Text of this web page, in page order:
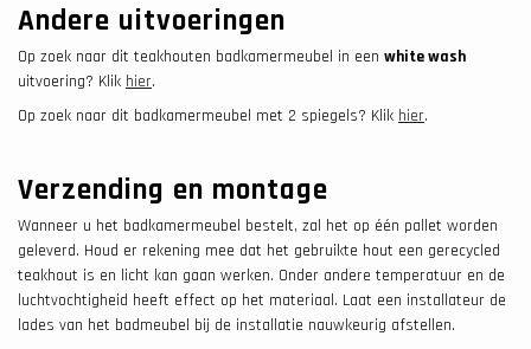
Andere uitvoeringen
Op zoek naar dit teakhouten badkamermeubel in een white wash
uitvoering? Klik hier.
Op zoek naar dit badkamermeubel met 2 spiegels? Klik hier.
Verzending en montage
Wanneer u het badkamermeubel bestelt, zal het op één pallet worden
geleverd. Houd er rekening mee dat het gebruikte hout een gerecycled
teakhout is en licht kan gaan werken. Onder andere temperatuur en de
luchtvochtigheid heeft effect op het materiaal. Laat een installateur de
lades van het badmeubel bij de installatie nauwkeurig afstellen.